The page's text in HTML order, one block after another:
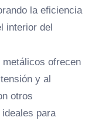
la eficiencia
interior del
ofrecen
y al
otros
para